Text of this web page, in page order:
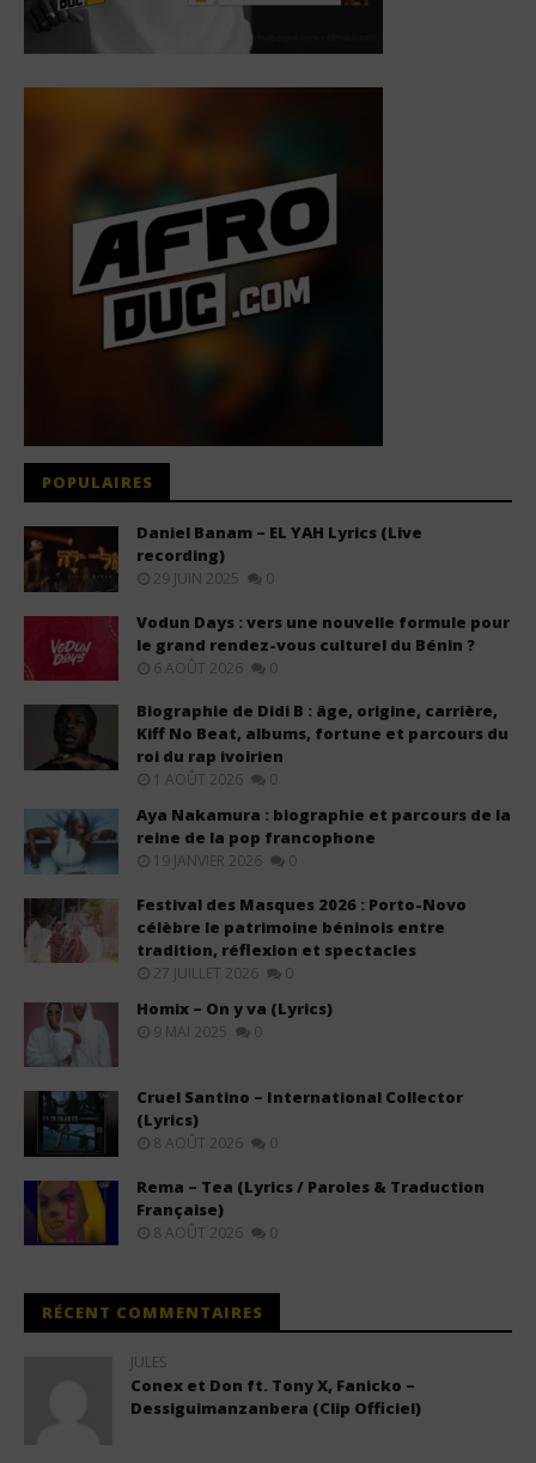
POPULAIRES
Daniel Banam – EL YAH Lyrics (Live
recording)
29 JUIN 2025 0
Vodun Days : vers une nouvelle formule pour
le grand rendez-vous culturel du Bénin ?
6 AOÛT 2026 0
Biographie de Didi B : âge, origine, carrière,
Kiff No Beat, albums, fortune et parcours du
roi du rap ivoirien
1 AOÛT 2026 0
Aya Nakamura : biographie et parcours de la
reine de la pop francophone
19 JANVIER 2026 0
Festival des Masques 2026 : Porto-Novo
célèbre le patrimoine béninois entre
tradition, réflexion et spectacles
27 JUILLET 2026 0
Homix – On y va (Lyrics)
9 MAI 2025 0
Cruel Santino – International Collector
(Lyrics)
8 AOÛT 2026 0
Rema – Tea (Lyrics / Paroles & Traduction
Française)
8 AOÛT 2026 0
RÉCENT COMMENTAIRES
JULES
Conex et Don ft. Tony X, Fanicko –
Dessiguimanzanbera (Clip Officiel)